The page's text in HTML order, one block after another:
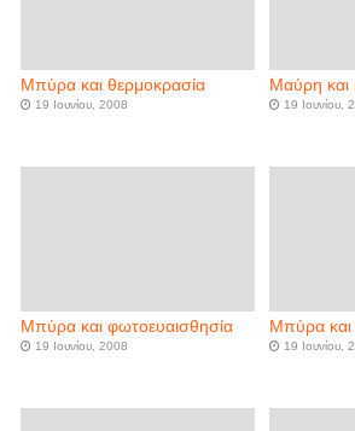
Μπύρα και θερμοκρασία
19 Ιουνίου, 2008
Μαύρη και
19 Ιουνίου,
Μπύρα και φωτοευαισθησία
19 Ιουνίου, 2008
Μπύρα και
19 Ιουνίου,